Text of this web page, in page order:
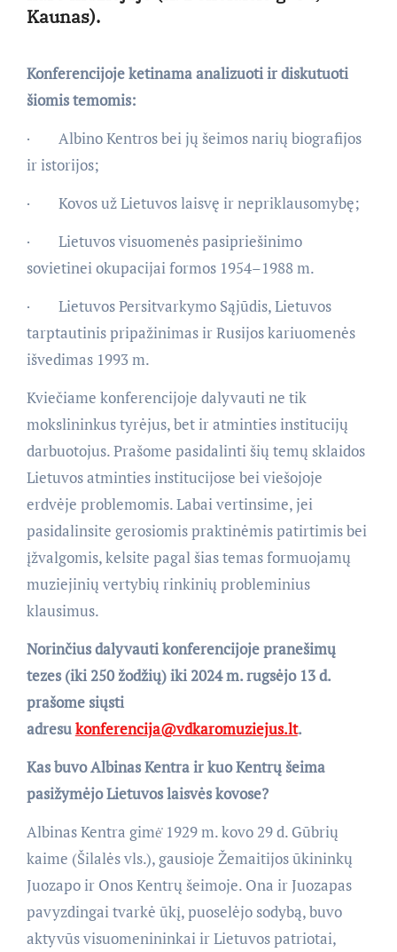
Kaunas).
Konferencijoje ketinama analizuoti ir diskutuoti
šiomis temomis:
· Albino Kentros bei jų šeimos narių biografijos
ir istorijos;
· Kovos už Lietuvos laisvę ir nepriklausomybę;
· Lietuvos visuomenės pasipriešinimo
sovietinei okupacijai formos 1954–1988 m.
· Lietuvos Persitvarkymo Sąjūdis, Lietuvos
tarptautinis pripažinimas ir Rusijos kariuomenės
išvedimas 1993 m.
Kviečiame konferencijoje dalyvauti ne tik
mokslininkus tyrėjus, bet ir atminties institucijų
darbuotojus. Prašome pasidalinti šių temų sklaidos
Lietuvos atminties institucijose bei viešojoje
erdvėje problemomis. Labai vertinsime, jei
pasidalinsite gerosiomis praktinėmis patirtimis bei
įžvalgomis, kelsite pagal šias temas formuojamų
muziejinių vertybių rinkinių probleminius
klausimus.
Norinčius dalyvauti konferencijoje pranešimų
tezes (iki 250 žodžių) iki 2024 m. rugsėjo 13 d.
prašome siųsti
adresukonferencija@vdkaromuziejus.lt.
Kas buvo Albinas Kentra ir kuo Kentrų šeima
pasižymėjo Lietuvos laisvės kovose?
Albinas Kentra gimė̇ 1929 m. kovo 29 d. Gūbrių
kaime (Šilalės vls.), gausioje Žemaitijos ūkininkų
Juozapo ir Onos Kentrų šeimoje. Ona ir Juozapas
pavyzdingai tvarkė ūkį, puoselėjo sodybą, buvo
aktyvūs visuomenininkai ir Lietuvos patriotai,